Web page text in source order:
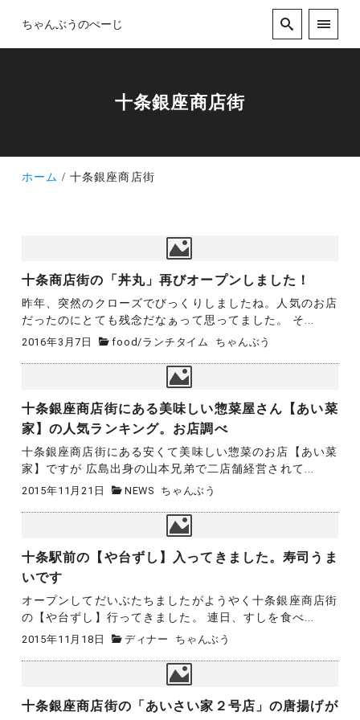
ちゃんぶうのぺーじ
十条銀座商店街
ホーム 十条銀座商店街
十条商店街の「丼丸」再びオープンしました！
昨年、突然のクローズでびっくりしましたね。人気のお店
だったのにとても残念だなぁって思ってました。 そ...
2016年3月7日 food/ランチタイム ちゃんぶう
十条銀座商店街にある美味しい惣菜屋さん【あい菜
家】の人気ランキング。お店調べ
十条銀座商店街にある安くて美味しい惣菜のお店【あい菜
家】ですが 広島出身の山本兄弟で二店舗経営されて...
2015年11月21日 NEWS ちゃんぶう
十条駅前の【や台ずし】入ってきました。寿司うま
いです
オープンしてだいぶたちましたがようやく十条銀座商店街
の【や台ずし】行ってきました。 連日、すしを食べ...
2015年11月18日 ディナー ちゃんぶう
十条銀座商店街の「あいさい家２号店」の唐揚げが